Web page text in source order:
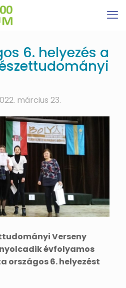
6. helyezés a
március 23.
Verseny
évfolyamos
országos 6. helyezést